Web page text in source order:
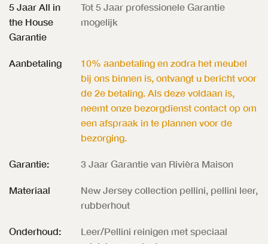
5 Jaar All in
the House
Garantie
Tot 5 Jaar professionele Garantie
mogelijk
Aanbetaling
10% aanbetaling en zodra het meubel
bij ons binnen is, ontvangt u bericht voor
de 2e betaling. Als deze voldaan is,
neemt onze bezorgdienst contact op om
een afspraak in te plannen voor de
bezorging.
Garantie: 3 Jaar Garantie van Rivièra Maison
Materiaal
New Jersey collection pellini, pellini leer,
rubberhout
Onderhoud:
Leer/Pellini reinigen met speciaal